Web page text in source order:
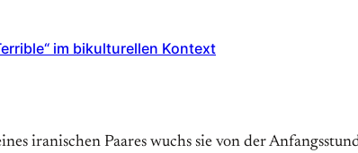
im bikulturellen Kontext
iranischen Paares wuchs sie von der